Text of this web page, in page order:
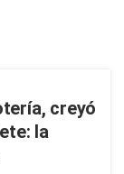
creyó
la